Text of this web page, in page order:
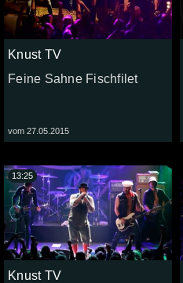
Knust TV
Feine Sahne Fischfilet
vom 27.05.2015
Knust TV
13:25